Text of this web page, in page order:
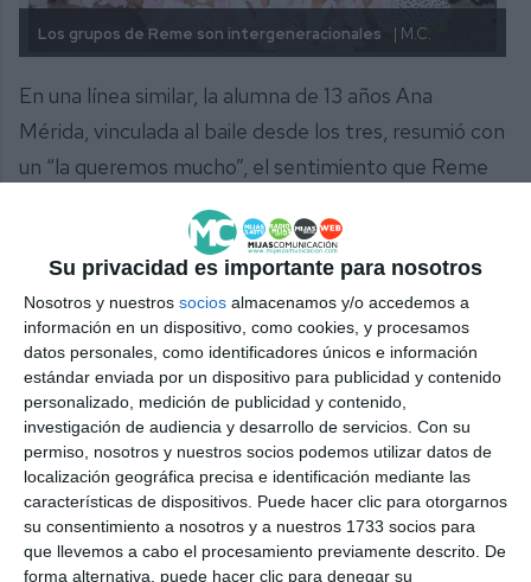
Su privacidad es importante para nosotros
Nosotros y nuestros socios almacenamos y/o accedemos a
información en un dispositivo, como cookies, y procesamos
datos personales, como identificadores únicos e información
estándar enviada por un dispositivo para publicidad y contenido
personalizado, medición de publicidad y contenido,
investigación de audiencia y desarrollo de servicios. Con su
permiso, nosotros y nuestros socios podemos utilizar datos de
localización geográfica precisa e identificación mediante las
características de dispositivos. Puede hacer clic para otorgarnos
su consentimiento a nosotros y a nuestros 1733 socios para
que llevemos a cabo el procesamiento previamente descrito. De
forma alternativa, puede hacer clic para denegar su
Los grupos de Reme son intergeneracionales | M.C.
En una línea similar, la alumna de 13 años Ana
Mérida, vinculada al baile desde los tres, resumió con
un “la queremos mucho”, el sentimiento que Reme
La propia Reme se confesó “supercontenta” con la
respuesta del municipio, resumiendo su último
consejo entre bambalinas a una premisa vital: “Que
lo disfruten y que bailen con el corazón”.
Apoyo y fin de fiesta
Concejales del equipo de gobierno y del Grupo
Municipal Socialista asistieron al evento. La edil
popular Mari Francis Alarcón subrayó el valor de la